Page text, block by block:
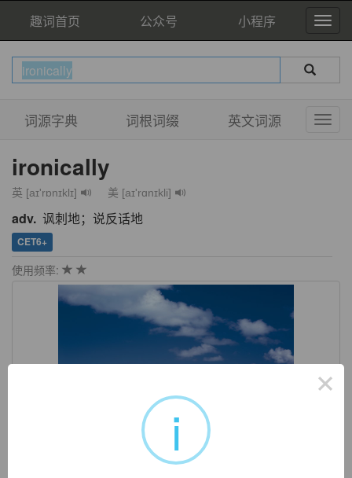
趣词首页 公众号 小程序
词源字典 词根词缀 英文词源
ironically
英 [aɪ'rɒnɪklɪ] 美 [aɪ'rɑnɪkli]
adv. 讽刺地；说反话地
CET6+
使用频率:
1/ 3
×
i